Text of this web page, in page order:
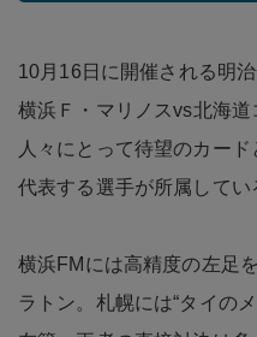
10月16日に開催される明
横浜Ｆ・マリノスvs北海
人々にとって待望のカー
代表する選手が所属してい
横浜FMには高精度の左足
ラトン。札幌には“タイの